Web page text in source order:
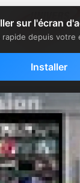
FreeboxTV
sur l'écran
rapide depuis votre
Installer